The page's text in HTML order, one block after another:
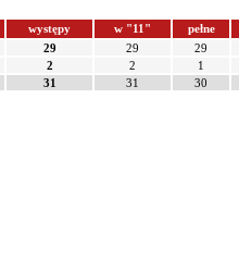
występy w "11"
pełne
29 29
29
2 2
1
31 31 30